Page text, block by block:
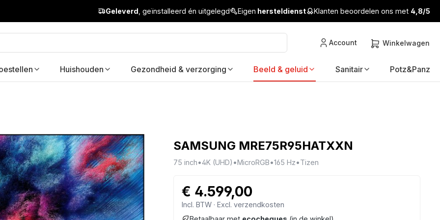
Geleverd , geïnstalleerd én uitgelegd Eigen hersteldienst Klanten beoordelen ons met 4,8/5
Account Winkelwagen
Huishouden Gezondheid & verzorging Beeld & geluid Sanitair Potz&Panz
SAMSUNG MRE75R95HATXXN
75 inch•4K (UHD) •MicroRGB•165 Hz•Tizen
€ 4.599,00
Incl. BTW · Excl. verzendkosten